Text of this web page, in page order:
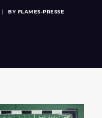
BY FLAMES-PRESSE